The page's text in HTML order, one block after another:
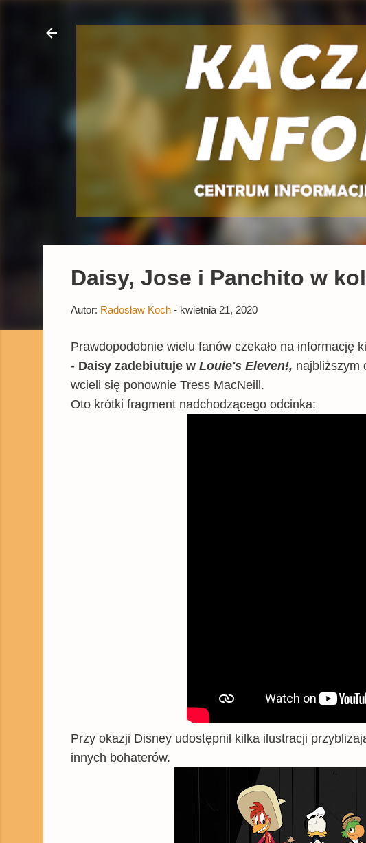
Daisy, Jose i Panchito w
Autor: Radosław Koch - kwietnia 21, 2020
Prawdopodobnie wielu fanów czekało na informację
- Daisy zadebiutuje w Louie's Eleven!, najbliższym
wcieli się ponownie Tress MacNeill.
Oto krótki fragment nadchodzącego odcinka:
Przy okazji Disney udostępnił kilka ilustracji
innych bohaterów.